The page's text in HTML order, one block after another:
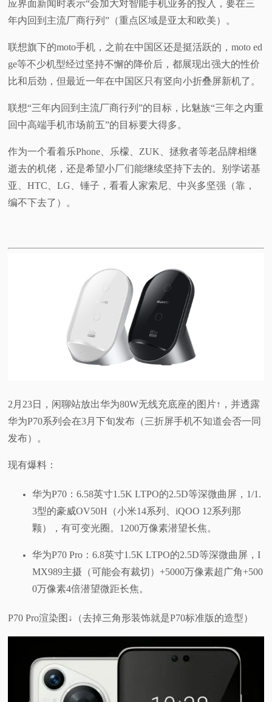
应界面新闻时表示“会加大对智能手机业务的投入，要在三
年内回到主流厂商行列”（重点区域是亚太和欧美）。
联想旗下的moto手机，之前在中国区还是挺活跃的，moto ed
ge等不少机型经过坚持不懈的降价后，都展现出强大的性价
比和后劲，但最近一年在中国区只有竖向小折叠屏新机了。
联想“三年内回到主流厂商行列”的目标，比魅族“三年之内重
回中高端手机市场前五”的目标要大得多。
作为一个看着乐Phone、乐檬、ZUK、拯救者等老品牌相继
逝去的机佬，还是希望小厂们能继续坚持下去的。别学诺基
亚、HTC、LG、锤子，看看人家索尼、中兴多坚强（靠，
编不下去了）。
2月23日，闲聊站放出华为80W无线充底座的图片↑，并透露
华为P70系列会在3月下旬发布（三折屏手机不知道会否一同
发布）。
现有爆料：
华为P70：6.58英寸1.5K LTPO的2.5D等深微曲屏，1/1.
3型的豪威OV50H（小米14系列、iQOO 12系列那
颗），有可变光圈。1200万像素潜望长焦。
华为P70 Pro：6.8英寸1.5K LTPO的2.5D等深微曲屏，I
MX989主摄（可能会有裁切）+5000万像素超广角+500
0万像素4倍潜望微距长焦。
P70 Pro渲染图↓（去掉三角形装饰就是P70标准版的造型）